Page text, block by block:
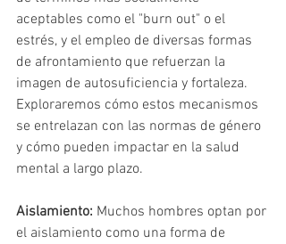
aceptables como el "burn out" o el
estrés, y el empleo de diversas formas
de afrontamiento que refuerzan la
imagen de autosuficiencia y fortaleza.
Exploraremos cómo estos mecanismos
se entrelazan con las normas de género
y cómo pueden impactar en la salud
mental a largo plazo.
Aislamiento: Muchos hombres optan por
el aislamiento como una forma de